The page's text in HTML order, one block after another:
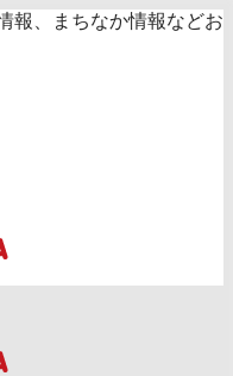
報、まちなか情報などお